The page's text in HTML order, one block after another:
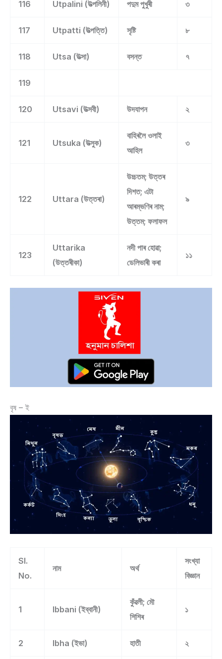
116 Utpalini (উত্পলিনী) পদুম পুখুৰী ৩
117 Utpatti (উত্পত্তি) সৃষ্টি ৮
118 Utsa (উত্সা) বসন্ত ৭
119
120 Utsavi (উত্সবী) উদযাপন ২
121 Utsuka (উত্সুক)
বাহিৰলৈ ওলাই
আহিল
৩
122 Uttara (উত্তৰা)
উচ্চতম; উত্তৰ
দিশত; এটা
আৰম্ভণিৰ নাম;
উত্তম; ফলাফল
৯
123
Uttarika
(উত্তৰীকা)
নদী পাৰ হোৱা;
ডেলিভাৰী কৰা
১১
বৃষ – ই
Sl.
No.
নাম অৰ্থ
সংখ্যা
বিজ্ঞান
1 Ibbani (ইব্বানী)
কুঁৱলী; মৌ
শিশিৰ
১
2 Ibha (ইভা) হাতী ২